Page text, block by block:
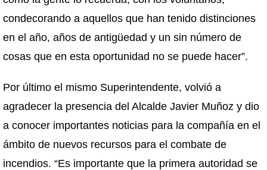
condecorando a aquellos que han tenido distinciones
en el año, años de antigüedad y un sin número de
cosas que en esta oportunidad no se puede hacer”.
Por último el mismo Superintendente, volvió a
agradecer la presencia del Alcalde Javier Muñoz y dio
a conocer importantes noticias para la compañía en el
ámbito de nuevos recursos para el combate de
incendios. “Es importante que la primera autoridad se